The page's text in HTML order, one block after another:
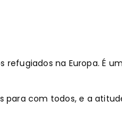
na Europa. É
para com todos, e a